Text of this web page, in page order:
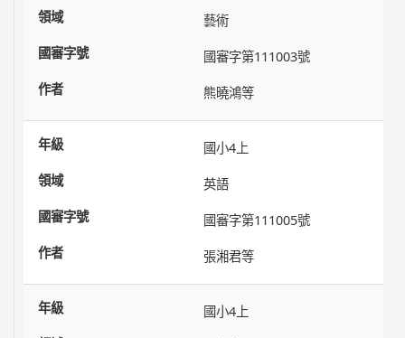
藝術
國審字第111003號
熊曉鴻等
國小4上
英語
國審字第111005號
張湘君等
國小4上